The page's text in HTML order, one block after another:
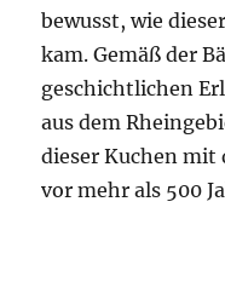
bewusst, wie
kam. Gemäß der
geschichtlichen
aus dem
dieser Kuchen mit
vor mehr als 500